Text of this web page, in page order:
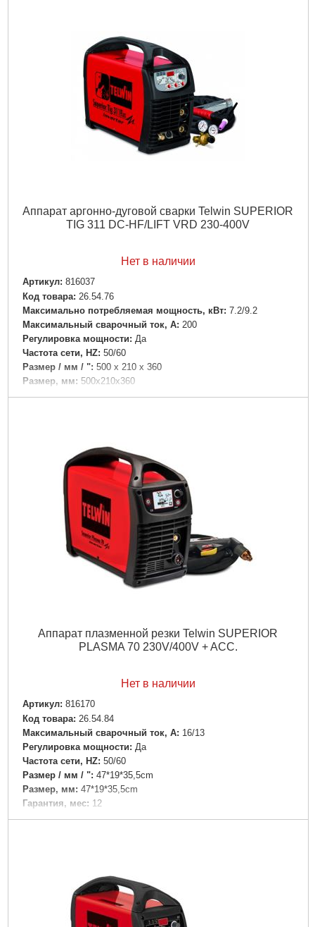
Аппарат аргонно-дуговой сварки Telwin SUPERIOR
TIG 311 DC-HF/LIFT VRD 230-400V
Нет в наличии
Артикул: 816037
Код товара: 26.54.76
Максимально потребляемая мощность, кВт: 7.2/9.2
Максимальный сварочный ток, А: 200
Регулировка мощности: Да
Частота сети, HZ: 50/60
Размер / мм / ": 500 x 210 x 360
Размер, мм: 500x210x360
Гарантия, мес.: 12
Аппарат плазменной резки Telwin SUPERIOR
PLASMA 70 230V/400V + ACC.
Нет в наличии
Артикул: 816170
Код товара: 26.54.84
Максимальный сварочный ток, А: 16/13
Регулировка мощности: Да
Частота сети, HZ: 50/60
Размер / мм / ": 47*19*35,5cm
Размер, мм: 47*19*35,5cm
Гарантия, мес: 12
Гарантия, мес.: 12